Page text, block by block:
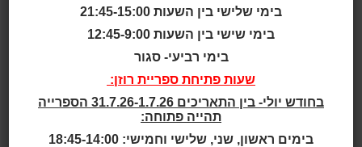
אנא מלאו את הטופס. חובה למלא את כל השדות.
תוקף הגישה למאגרי המידע הוא לשנה ממועד פתיחת
בימי שלישי בין השעות 21:45-15:00
בימי שישי בין השעות 12:45-9:00
בימי רביעי- סגור
שעות פתיחת ספריית רוזן:
בחודש יולי- בין התאריכים 31.7.26-1.7.26 הספרייה
תהייה פתוחה:
בימים ראשון, שני, שלישי וחמישי: 18:45-14:00